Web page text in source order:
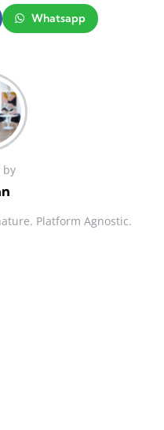
Whatsapp
by
Platform Agnostic.